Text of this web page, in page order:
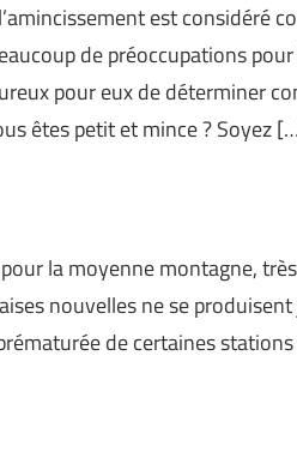
est considéré
de préoccupations
pour eux de déterminer
êtes petit et mince ? Soyez
la moyenne montagne,
nouvelles ne se
de certaines